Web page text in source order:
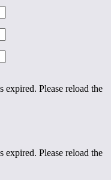
Please reload the
Please reload the